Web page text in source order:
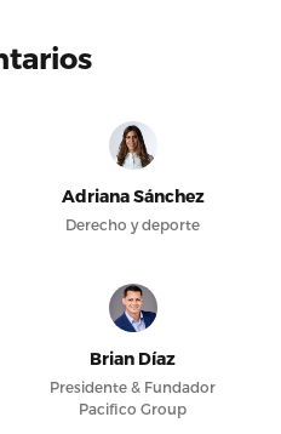
Adriana Sánchez
Derecho y deporte
Brian Díaz
Presidente & Fundador
Pacifico Group